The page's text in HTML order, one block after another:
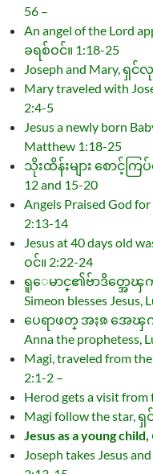
56 –
An angel of the Lord
ခရစ်ဝင်။ 1:18-25
Joseph and Mary, ရှ
Mary traveled with
2:4-5
Jesus a newly born
Matthew 1:18-25
သိုးထိန်းများ စောင့်က
12 and 15-20
Angels Praised God
2:13-14
Jesus at 40 days old
ဝင်။ 2:22-24
ရူေမာင္၏ဗ်ာဒိတ္အေၾက
Simeon blesses Jesus,
ပေရာဖတ္ အႏၷ အေၾက
Anna the prophetess,
Magi, traveled from
2:1-2 –
Herod gets a visit
Magi follow the star,
Jesus as a young
Joseph takes Jesus